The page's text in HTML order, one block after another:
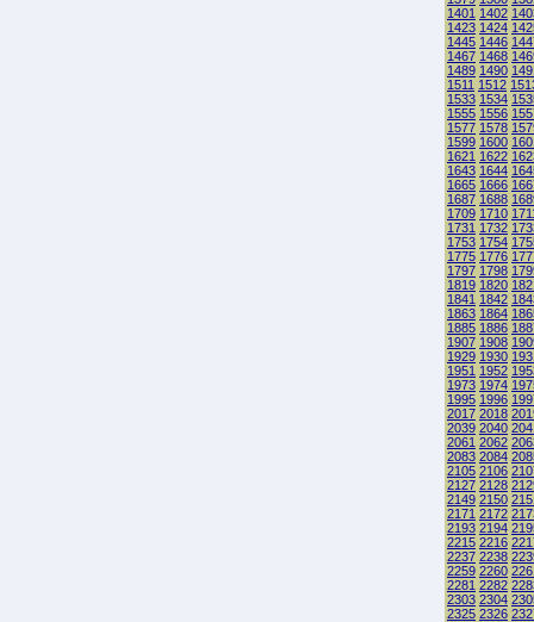
1401 1402
1423 1424
1445 1446
1467 1468
1489 1490
1511 1512
1533 1534
1555 1556
1577 1578
1599 1600
1621 1622
1643 1644
1665 1666
1687 1688
1709 1710
1731 1732
1753 1754
1775 1776
1797 1798
1819 1820
1841 1842
1863 1864
1885 1886
1907 1908
1929 1930
1951 1952
1973 1974
1995 1996
2017 2018
2039 2040
2061 2062
2083 2084
2105 2106
2127 2128
2149 2150
2171 2172
2193 2194
2215 2216
2237 2238
2259 2260
2281 2282
2303 2304
2325 2326